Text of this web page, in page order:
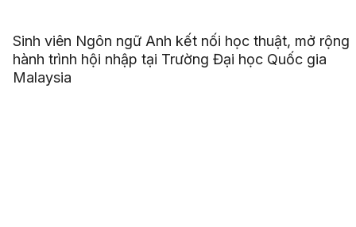
Sinh viên Ngôn ngữ Anh kết nối học thuật, mở rộng
hành trình hội nhập tại Trường Đại học Quốc gia
Malaysia